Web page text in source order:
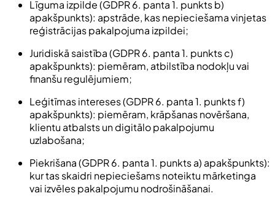
Līguma izpilde (GDPR 6. panta 1. punkts b)
apakšpunkts): apstrāde, kas nepieciešama vinjetas
reģistrācijas pakalpojuma izpildei;
Juridiskā saistība (GDPR 6. panta 1. punkts c)
apakšpunkts): piemēram, atbilstība nodokļu vai
finanšu regulējumiem;
Leģitīmas intereses (GDPR 6. panta 1. punkts f)
apakšpunkts): piemēram, krāpšanas novēršana,
klientu atbalsts un digitālo pakalpojumu
uzlabošana;
Piekrišana (GDPR 6. panta 1. punkts a) apakšpunkts):
kur tas skaidri nepieciešams noteiktu mārketinga
vai izvēles pakalpojumu nodrošināšanai.